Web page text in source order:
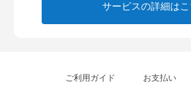
サービスの詳細はこ
ご利用ガイド お支払い